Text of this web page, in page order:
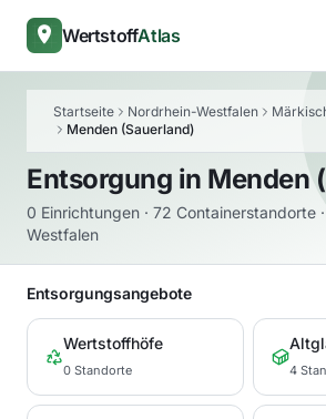
WertstoffAtlas
Startseite Nordrhein-Westfalen
Menden (Sauerland)
Entsorgung in Menden
0 Einrichtungen · 72 Containerstandorte
Westfalen
Entsorgungsangebote
Wertstoffhöfe
0 Standorte 4